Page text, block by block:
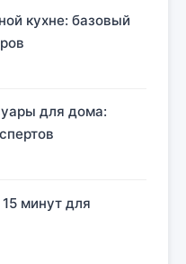
кухне: базовый
для дома:
минут для